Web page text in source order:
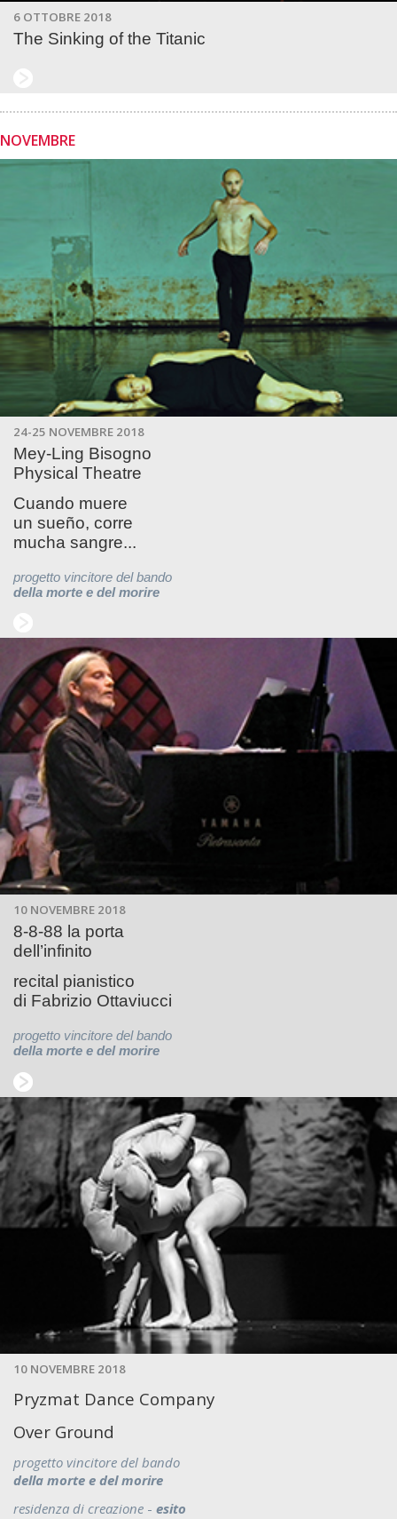
6 OTTOBRE 2018
The Sinking of the Titanic
NOVEMBRE
24-25 NOVEMBRE 2018
Mey-Ling Bisogno
Physical Theatre
Cuando muere
un sueño, corre
mucha sangre...
progetto vincitore del bando
della morte e del morire
10 NOVEMBRE 2018
8-8-88 la porta
dell’infinito
recital pianistico
di Fabrizio Ottaviucci
progetto vincitore del bando
della morte e del morire
10 NOVEMBRE 2018
Pryzmat Dance Company
Over Ground
progetto vincitore del bando
della morte e del morire
residenza di creazione - esito